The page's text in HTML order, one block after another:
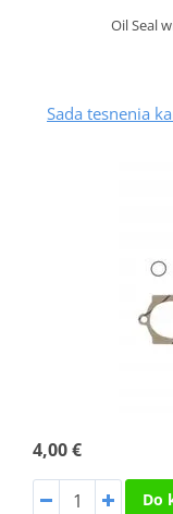
Oil Seal
Sada tesnenia
4,00 €
Do